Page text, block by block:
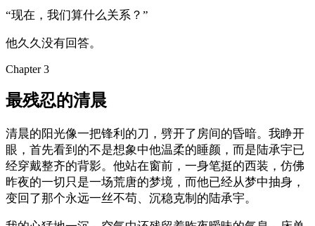
“现在，我们算什么关系？”
他久久没有回答。
Chapter 3
最残忍的清晨
清晨的阳光像一把锋利的刀，劈开了房间的昏暗。我睁开
眼，首先看到的不是想象中他温柔的睡颜，而是陆承宇已
经穿戴整齐的背影。他站在窗前，一身笔挺的西装，仿佛
昨夜的一切只是一场荒唐的梦境，而他已经从梦中抽身，
变回了那个永远一丝不苟、沉稳克制的陆承宇。